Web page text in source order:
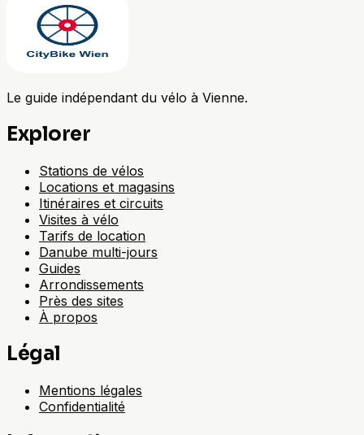
Le guide indépendant du vélo à Vienne.
Explorer
Stations de vélos
Locations et magasins
Itinéraires et circuits
Visites à vélo
Tarifs de location
Danube multi-jours
Guides
Arrondissements
Près des sites
À propos
Légal
Mentions légales
Confidentialité